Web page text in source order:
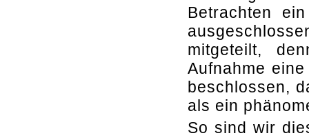
Betrachten
mitgeteilt,
Aufnahme
beschlossen,
als ein
So sind wir